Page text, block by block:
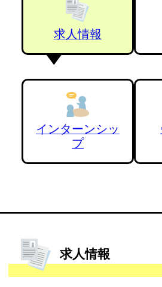
求人情報
インターンシッ
プ
求人情報